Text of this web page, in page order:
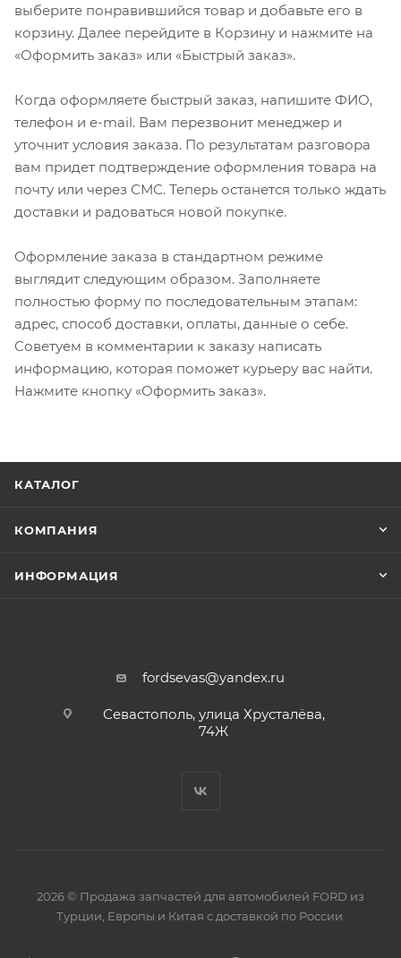
выберите понравившийся товар и добавьте его в
корзину. Далее перейдите в Корзину и нажмите на
«Оформить заказ» или «Быстрый заказ».
Когда оформляете быстрый заказ, напишите ФИО,
телефон и e-mail. Вам перезвонит менеджер и
уточнит условия заказа. По результатам разговора
вам придет подтверждение оформления товара на
почту или через СМС. Теперь останется только ждать
доставки и радоваться новой покупке.
Оформление заказа в стандартном режиме
выглядит следующим образом. Заполняете
полностью форму по последовательным этапам:
адрес, способ доставки, оплаты, данные о себе.
Советуем в комментарии к заказу написать
информацию, которая поможет курьеру вас найти.
Нажмите кнопку «Оформить заказ».
КАТАЛОГ
КОМПАНИЯ
ИНФОРМАЦИЯ
fordsevas@yandex.ru
Севастополь, улица Хрусталёва,
74Ж
2026 © Продажа запчастей для автомобилей FORD из
Турции, Европы и Китая с доставкой по России.